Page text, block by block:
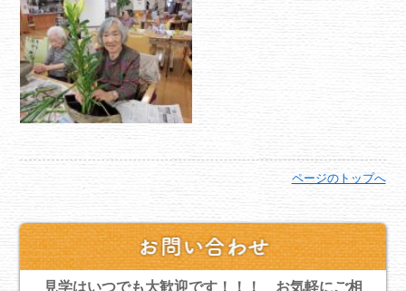
ページのトップへ
見学はいつでも大歓迎です！！！ お気軽にご相